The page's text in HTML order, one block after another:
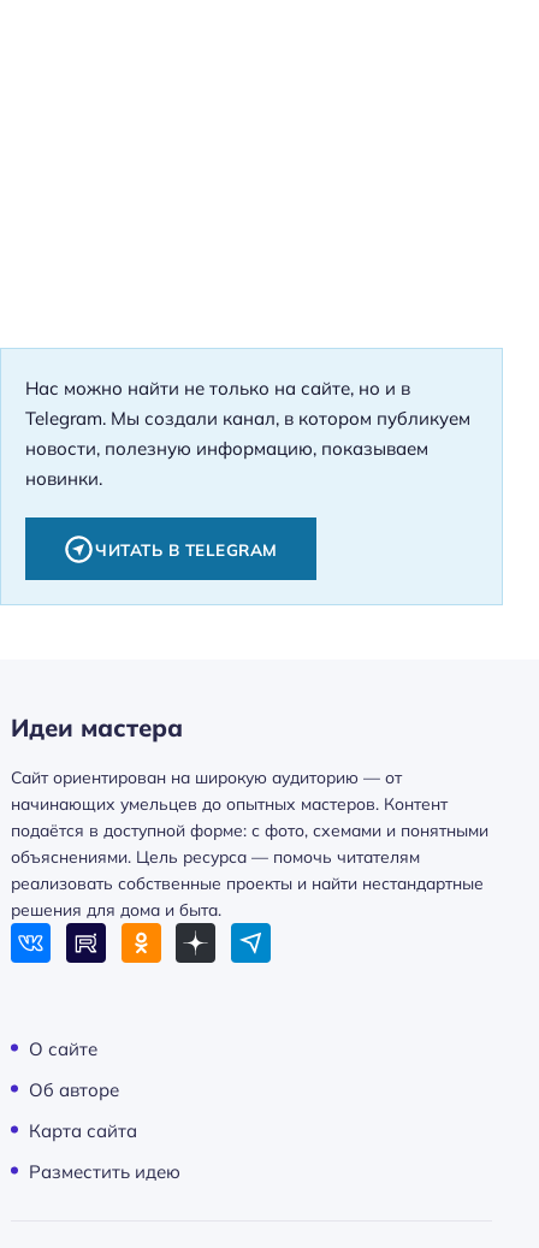
Нас можно найти не только на сайте, но и в
Telegram. Мы создали канал, в котором публикуем
новости, полезную информацию, показываем
новинки.
ЧИТАТЬ В TELEGRAM
Идеи мастера
Сайт ориентирован на широкую аудиторию — от
начинающих умельцев до опытных мастеров. Контент
подаётся в доступной форме: с фото, схемами и понятными
объяснениями. Цель ресурса — помочь читателям
реализовать собственные проекты и найти нестандартные
решения для дома и быта.
О сайте
Об авторе
Карта сайта
Разместить идею